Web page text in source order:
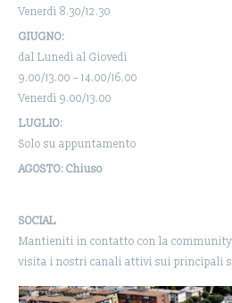
Venerdì 8.30/12.30
GIUGNO:
dal Lunedì al Giovedì
9.00/13.00 – 14.00/16.00
Venerdì 9.00/13.00
LUGLIO:
Solo su appuntamento
AGOSTO: Chiuso
SOCIAL
Mantieniti in contatto con la community
visita i nostri canali attivi sui principali